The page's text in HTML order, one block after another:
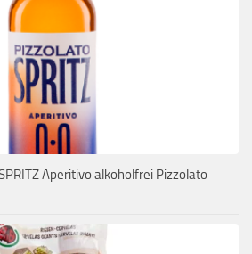
Aperitivo alkoholfrei Pizzolato